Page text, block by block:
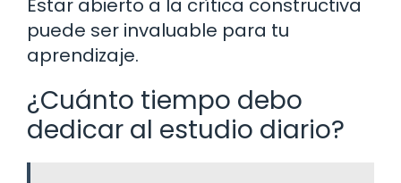
Estar abierto a la crítica constructiva
puede ser invaluable para tu
aprendizaje.
¿Cuánto tiempo debo
dedicar al estudio diario?